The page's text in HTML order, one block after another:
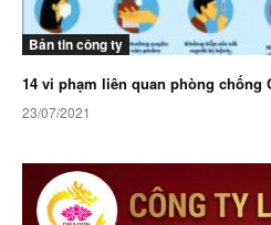
Bản tin công ty
14 vi phạm liên quan phòng chống
23/07/2021